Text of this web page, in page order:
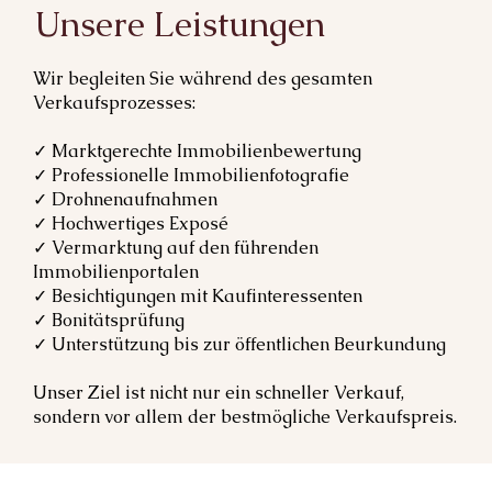
Unsere Leistungen
Wir begleiten Sie während des gesamten
Verkaufsprozesses:
✓ Marktgerechte Immobilienbewertung
✓ Professionelle Immobilienfotografie
✓ Drohnenaufnahmen
✓ Hochwertiges Exposé
✓ Vermarktung auf den führenden
Immobilienportalen
✓ Besichtigungen mit Kaufinteressenten
✓ Bonitätsprüfung
✓ Unterstützung bis zur öffentlichen Beurkundung
Unser Ziel ist nicht nur ein schneller Verkauf,
sondern vor allem der bestmögliche Verkaufspreis.